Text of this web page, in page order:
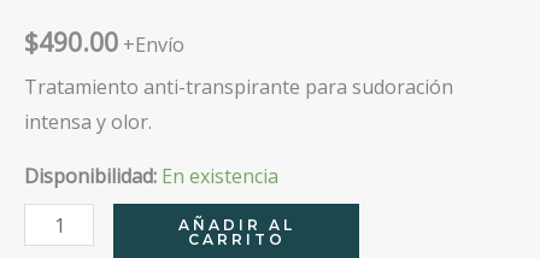
$490.00 +Envío
Tratamiento anti-transpirante para sudoración
intensa y olor.
Disponibilidad: En existencia
Deos
AÑADIR AL
CARRITO